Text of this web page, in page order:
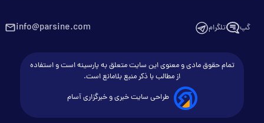
گپ تلگرام info@parsine.com
تمام حقوق مادی و معنوی این سایت متعلق به پارسینه است و استفاده
از مطالب با ذکر منبع بلامانع است.
طراحی سایت خبری و خبرگزاری آسام